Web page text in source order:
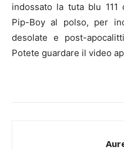
indossato la tuta blu
Pip-Boy al polso, per
desolate e post-
Potete guardare il video